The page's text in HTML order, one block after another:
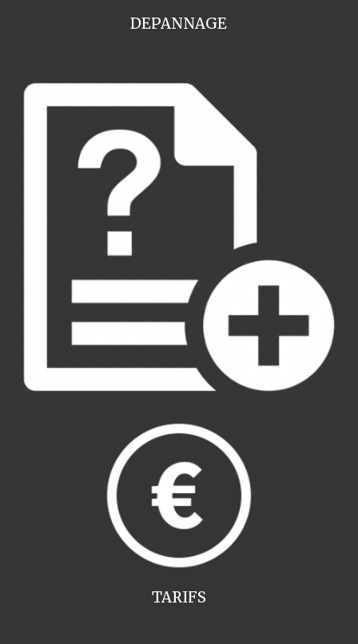
DEPANNAGE
TARIFS